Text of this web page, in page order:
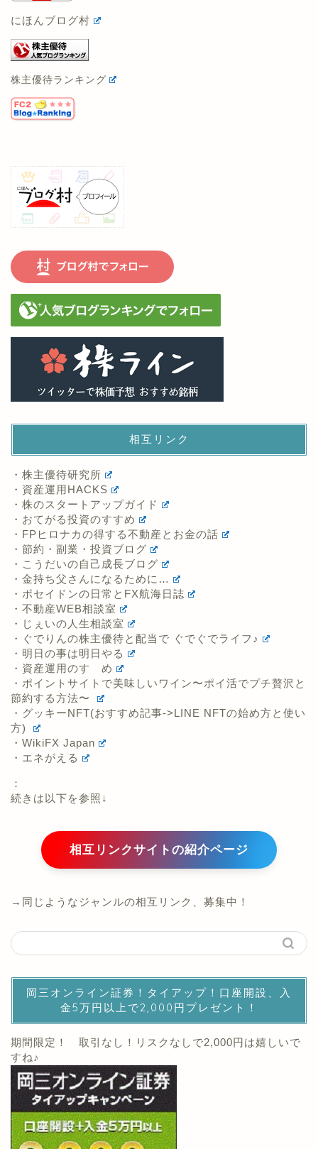
にほんブログ村
株主優待ランキング
相互リンク
・株主優待研究所
・資産運用HACKS
・株のスタートアップガイド
・おてがる投資のすすめ
・FPヒロナカの得する不動産とお金の話
・節約・副業・投資ブログ
・こうだいの自己成長ブログ
・金持ち父さんになるために…
・ポセイドンの日常とFX航海日誌
・不動産WEB相談室
・じぇいの人生相談室
・ぐでりんの株主優待と配当で ぐでぐでライフ♪
・明日の事は明日やる
・資産運用のすゝめ
・ポイントサイトで美味しいワイン〜ポイ活でプチ贅沢と
節約する方法〜
・グッキーNFT(おすすめ記事->LINE NFTの始め方と使い
方)
・WikiFX Japan
・エネがえる
：
続きは以下を参照↓
相互リンクサイトの紹介ページ
→同じようなジャンルの相互リンク、募集中！
岡三オンライン証券！タイアップ！口座開設、入
金5万円以上で2,000円プレゼント！
期間限定！ 取引なし！リスクなしで2,000円は嬉しいで
すね♪